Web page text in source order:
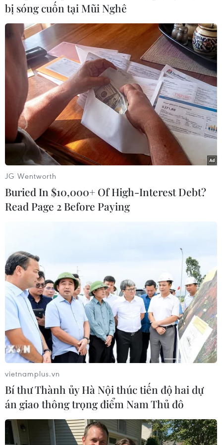
bổ nhiệm Thủ tướng Ranil Wickremesinghe giữ
chức Quyền Tổng thống sau khi ông bỏ trốn ra
nước ngoài./.
(Vietnam+)
#từ chức
#bỏ trốn ra nước ngoài
Sri Lanka
Theo dõi VietnamPlus
TIN LIÊN QUAN
bị sóng cuốn tại Mũi Nghê
JG Wentworth
Buried In $10,000+ Of High-Interest Debt?
Read Page 2 Before Paying
vietnamplus.vn
Bí thư Thành ủy Hà Nội thúc tiến độ hai dự
án giao thông trọng điểm Nam Thủ đô